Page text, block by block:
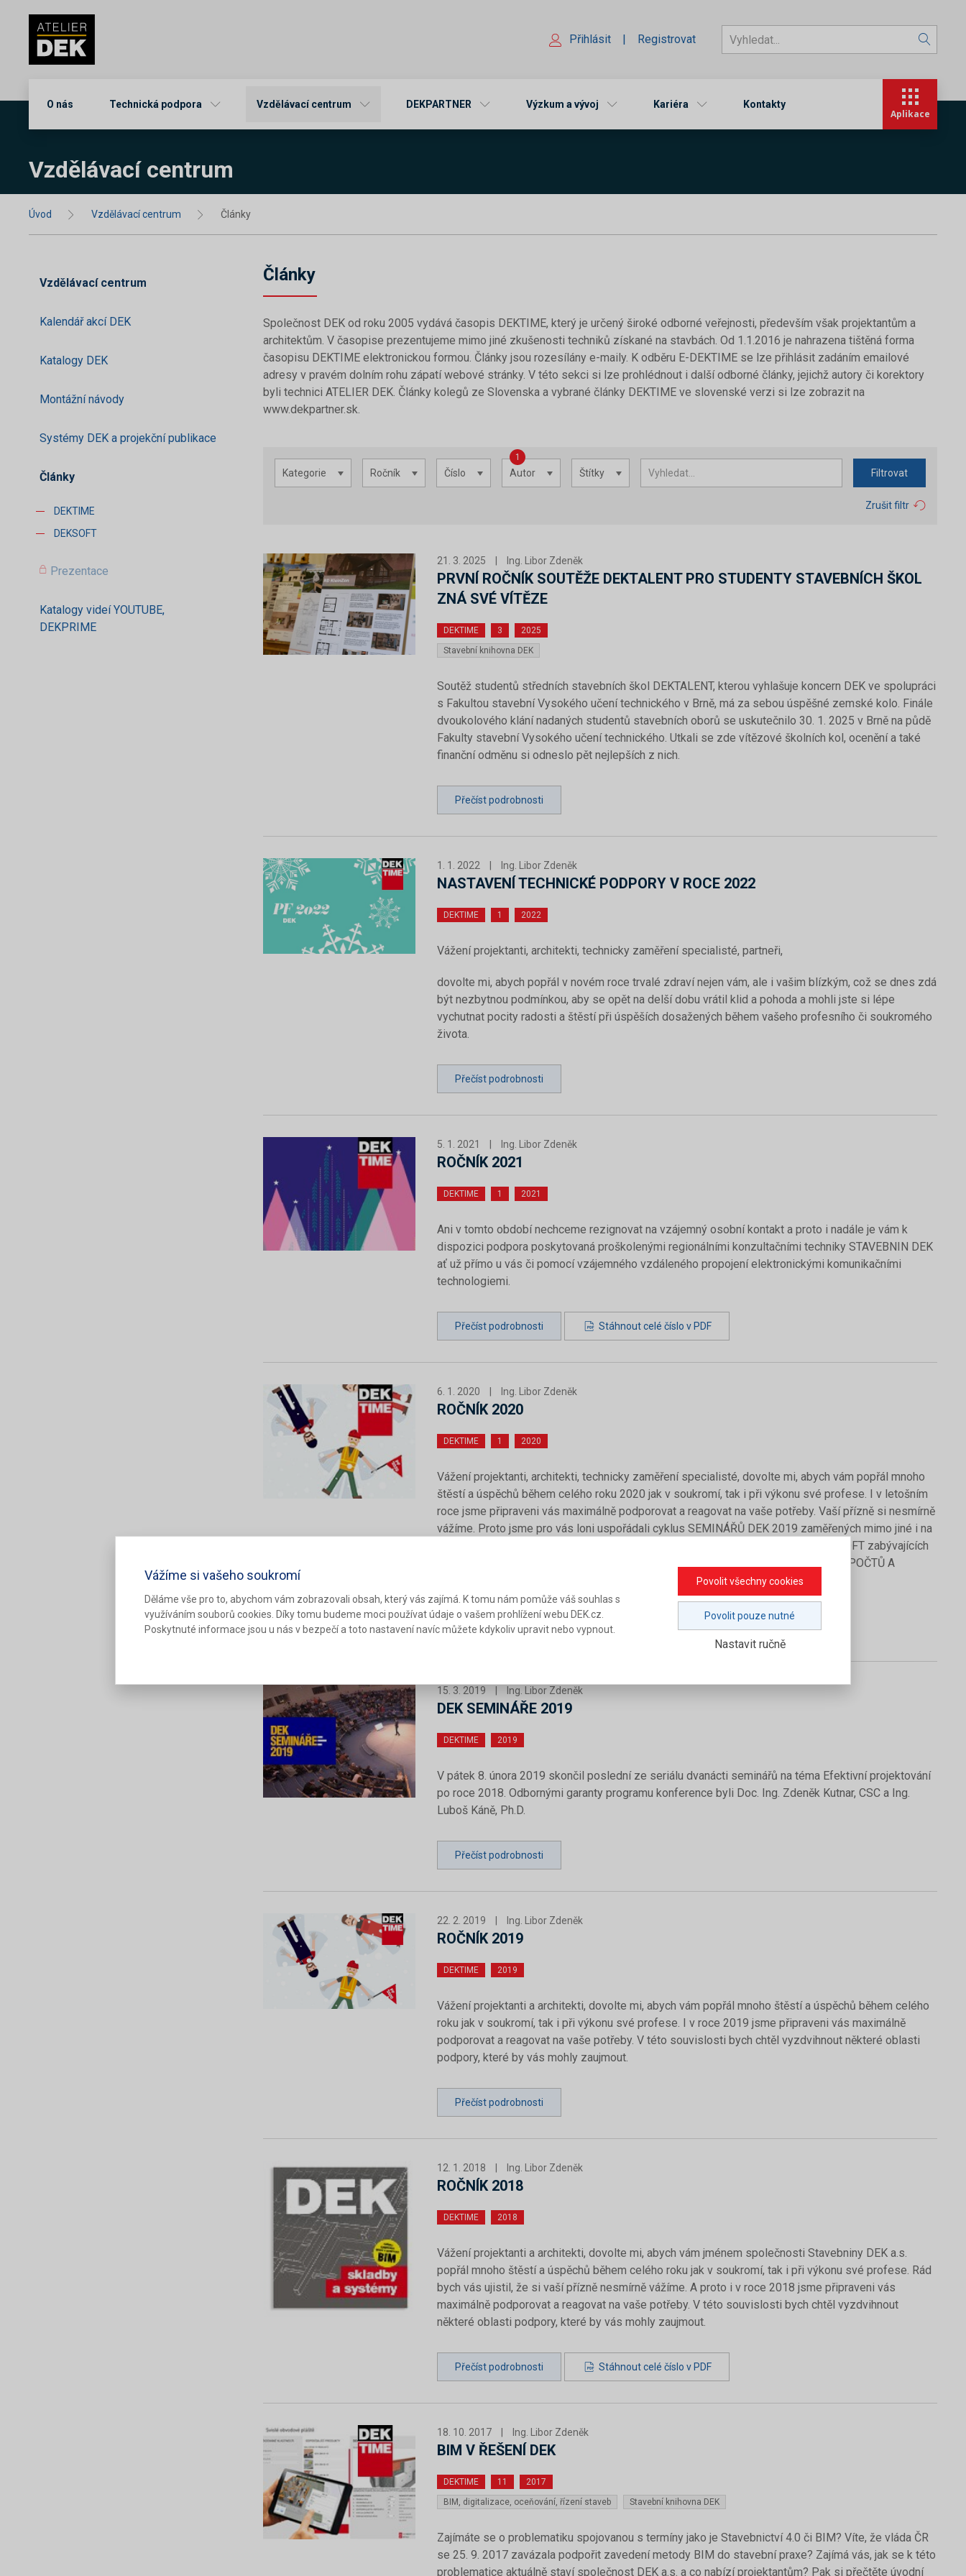
Přihlásit | Registrovat
O nás Technická podpora Vzdělávací centrum DEKPARTNER Výzkum a vývoj Kariéra Kontakty
Aplikace
Vzdělávací centrum
Úvod Vzdělávací centrum Články
Vzdělávací centrum
Kalendář akcí DEK
Katalogy DEK
Montážní návody
Systémy DEK a projekční publikace
Články
DEKTIME
DEKSOFT
Prezentace
Katalogy videí YOUTUBE,
DEKPRIME
Články
Společnost DEK od roku 2005 vydává časopis DEKTIME, který je určený široké odborné veřejnosti, především však projektantům a
architektům. V časopise prezentujeme mimo jiné zkušenosti techniků získané na stavbách. Od 1.1.2016 je nahrazena tištěná forma
časopisu DEKTIME elektronickou formou. Články jsou rozesílány e-maily. K odběru E-DEKTIME se lze přihlásit zadáním emailové
adresy v pravém dolním rohu zápatí webové stránky. V této sekci si lze prohlédnout i další odborné články, jejichž autory či korektory
byli technici ATELIER DEK. Články kolegů ze Slovenska a vybrané články DEKTIME ve slovenské verzi si lze zobrazit na
www.dekpartner.sk.
Kategorie Ročník Číslo
1
Autor Štítky Filtrovat
Zrušit filtr
21. 3. 2025 Ing. Libor Zdeněk
PRVNÍ ROČNÍK SOUTĚŽE DEKTALENT PRO STUDENTY STAVEBNÍCH ŠKOL
ZNÁ SVÉ VÍTĚZE
DEKTIME 3
2025
Stavební knihovna DEK
Soutěž studentů středních stavebních škol DEKTALENT, kterou vyhlašuje koncern DEK ve spolupráci
s Fakultou stavební Vysokého učení technického v Brně, má za sebou úspěšné zemské kolo. Finále
dvoukolového klání nadaných studentů stavebních oborů se uskutečnilo 30. 1. 2025 v Brně na půdě
Fakulty stavební Vysokého učení technického. Utkali se zde vítězové školních kol, ocenění a také
finanční odměnu si odneslo pět nejlepších z nich.
Přečíst podrobnosti
1. 1. 2022 Ing. Libor Zdeněk
NASTAVENÍ TECHNICKÉ PODPORY V ROCE 2022
DEKTIME 1 2022
Vážení projektanti, architekti, technicky zaměření specialisté, partneři,
dovolte mi, abych popřál v novém roce trvalé zdraví nejen vám, ale i vašim blízkým, což se dnes zdá
být nezbytnou podmínkou, aby se opět na delší dobu vrátil klid a pohoda a mohli jste si lépe
vychutnat pocity radosti a štěstí při úspěších dosažených během vašeho profesního či soukromého
života.
Přečíst podrobnosti
5. 1. 2021 Ing. Libor Zdeněk
ROČNÍK 2021
DEKTIME 1 2021
Ani v tomto období nechceme rezignovat na vzájemný osobní kontakt a proto i nadále je vám k
dispozici podpora poskytovaná proškolenými regionálními konzultačními techniky STAVEBNIN DEK
ať už přímo u vás či pomocí vzájemného vzdáleného propojení elektronickými komunikačními
technologiemi.
Přečíst podrobnosti Stáhnout celé číslo v PDF
6. 1. 2020 Ing. Libor Zdeněk
ROČNÍK 2020
DEKTIME 1 2020
Vážení projektanti, architekti, technicky zaměření specialisté, dovolte mi, abych vám popřál mnoho
štěstí a úspěchů během celého roku 2020 jak v soukromí, tak i při výkonu své profese. I v letošním
roce jsme připraveni vás maximálně podporovat a reagovat na vaše potřeby. Vaší přízně si nesmírně
vážíme. Proto jsme pro vás loni uspořádali cyklus SEMINÁŘŮ DEK 2019 zaměřených mimo jiné i na
přiblížení nových trendů v oblasti efektivního projektování, cyklus seminářů DEKSOFT zabývajících
se energetickou náročností budov od roku 2020, seminářů ÚRS CZ - TVORBA ROZPOČTŮ A
KALKULACÍ EFEKTIVNĚ a mnoho dalších aktivit v oblasti stavebnictví.
Přečíst podrobnosti Stáhnout celé číslo v PDF
15. 3. 2019 Ing. Libor Zdeněk
DEK SEMINÁŘE 2019
DEKTIME 2019
V pátek 8. února 2019 skončil poslední ze seriálu dvanácti seminářů na téma Efektivní projektování
po roce 2018. Odbornými garanty programu konference byli Doc. Ing. Zdeněk Kutnar, CSC a Ing.
Luboš Káně, Ph.D.
Přečíst podrobnosti
22. 2. 2019 Ing. Libor Zdeněk
ROČNÍK 2019
DEKTIME 2019
Vážení projektanti a architekti, dovolte mi, abych vám popřál mnoho štěstí a úspěchů během celého
roku jak v soukromí, tak i při výkonu své profese. I v roce 2019 jsme připraveni vás maximálně
podporovat a reagovat na vaše potřeby. V této souvislosti bych chtěl vyzdvihnout některé oblasti
podpory, které by vás mohly zaujmout.
Přečíst podrobnosti
12. 1. 2018 Ing. Libor Zdeněk
ROČNÍK 2018
DEKTIME 2018
Vážení projektanti a architekti, dovolte mi, abych vám jménem společnosti Stavebniny DEK a.s.
popřál mnoho štěstí a úspěchů během celého roku jak v soukromí, tak i při výkonu své profese. Rád
bych vás ujistil, že si vaší přízně nesmírně vážíme. A proto i v roce 2018 jsme připraveni vás
maximálně podporovat a reagovat na vaše potřeby. V této souvislosti bych chtěl vyzdvihnout
některé oblasti podpory, které by vás mohly zaujmout.
Přečíst podrobnosti Stáhnout celé číslo v PDF
18. 10. 2017 Ing. Libor Zdeněk
BIM V ŘEŠENÍ DEK
DEKTIME 11
2017
BIM, digitalizace, oceňování, řízení staveb
Stavební knihovna DEK
Zajímáte se o problematiku spojovanou s termíny jako je Stavebnictví 4.0 či BIM? Víte, že vláda ČR
se 25. 9. 2017 zavázala podpořit zavedení metody BIM do stavební praxe? Zajímá vás, jak se k této
problematice aktuálně staví společnost DEK a.s. a co nabízí projektantům? Pak si přečtěte úvodní
Vážíme si vašeho soukromí
Děláme vše pro to, abychom vám zobrazovali obsah, který vás zajímá. K tomu nám pomůže váš souhlas s
využíváním souborů cookies. Díky tomu budeme moci používat údaje o vašem prohlížení webu DEK.cz.
Poskytnuté informace jsou u nás v bezpečí a toto nastavení navíc můžete kdykoliv upravit nebo vypnout.
Povolit všechny cookies
Povolit pouze nutné
Nastavit ručně